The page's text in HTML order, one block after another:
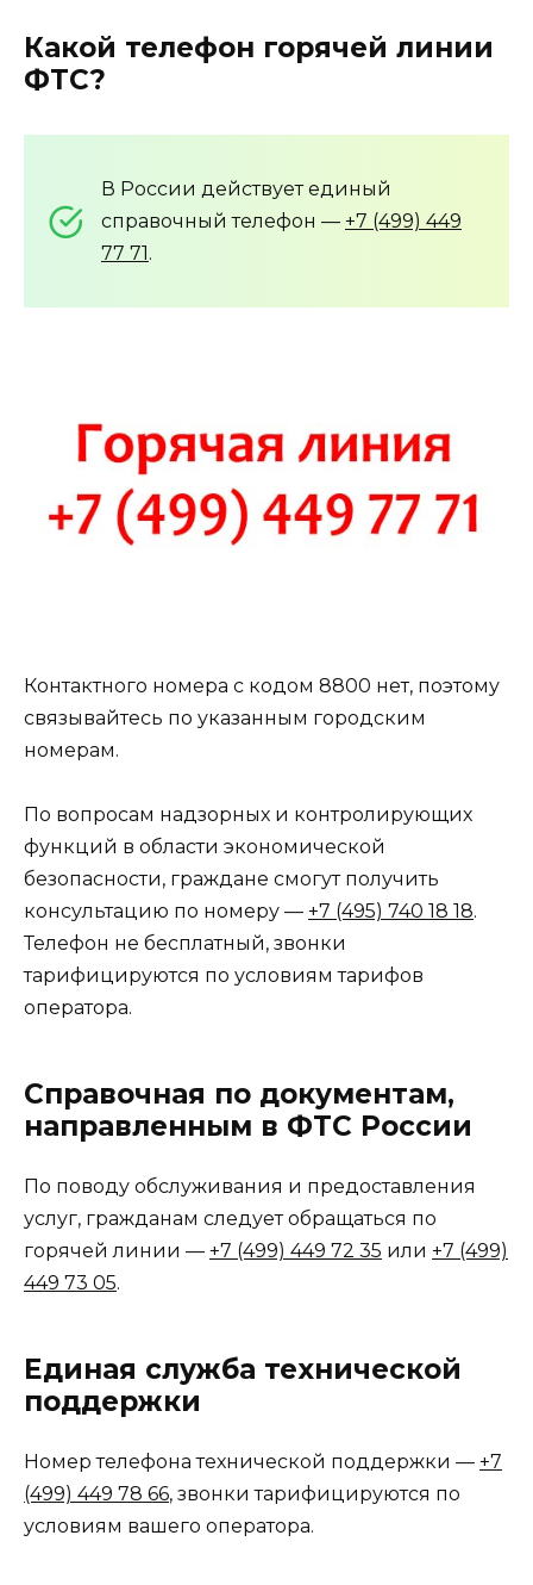
Какой телефон горячей линии
ФТС?
В России действует единый
справочный телефон — +7 (499) 449
77 71.
Контактного номера с кодом 8800 нет, поэтому
связывайтесь по указанным городским
номерам.
По вопросам надзорных и контролирующих
функций в области экономической
безопасности, граждане смогут получить
консультацию по номеру — +7 (495) 740 18 18.
Телефон не бесплатный, звонки
тарифицируются по условиям тарифов
оператора.
Справочная по документам,
направленным в ФТС России
По поводу обслуживания и предоставления
услуг, гражданам следует обращаться по
горячей линии — +7 (499) 449 72 35 или +7 (499)
449 73 05.
Единая служба технической
поддержки
Номер телефона технической поддержки — +7
(499) 449 78 66, звонки тарифицируются по
условиям вашего оператора.